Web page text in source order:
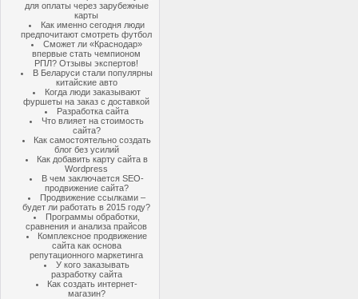
для оплаты через зарубежные
карты
Как именно сегодня люди
предпочитают смотреть футбол
Сможет ли «Краснодар»
впервые стать чемпионом
РПЛ? Отзывы экспертов!
В Беларуси стали популярны
китайские авто
Когда люди заказывают
фуршеты на заказ с доставкой
Разработка сайта
Что влияет на стоимость
сайта?
Как самостоятельно создать
блог без усилий
Как добавить карту сайта в
Wordpress
В чем заключается SEO-
продвижение сайта?
Продвижение ссылками –
будет ли работать в 2015 году?
Программы обработки,
сравнения и анализа прайсов
Комплексное продвижение
сайта как основа
репутационного маркетинга
У кого заказывать
разработку сайта
Как создать интернет-
магазин?